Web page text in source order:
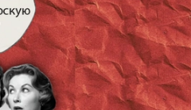
Bubble от Roll & Hill (Lindsey
Adelman) (9 плафонов,
золотой)
52 000 руб